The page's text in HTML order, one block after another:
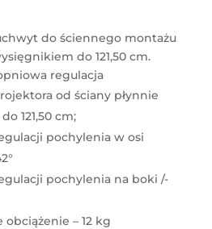
do ściennego montażu
do 121,50 cm.
regulacja
od ściany płynnie
121,50 cm;
pochylenia w osi
pochylenia na boki /-
obciążenie – 12 kg